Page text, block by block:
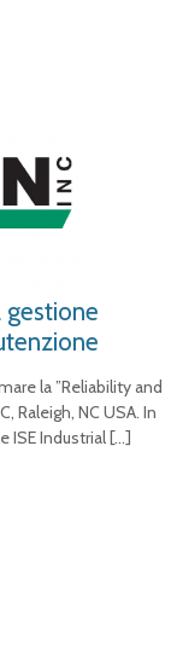
gestione
la ”Reliability and
Raleigh, NC USA. In
ISE Industrial[…]